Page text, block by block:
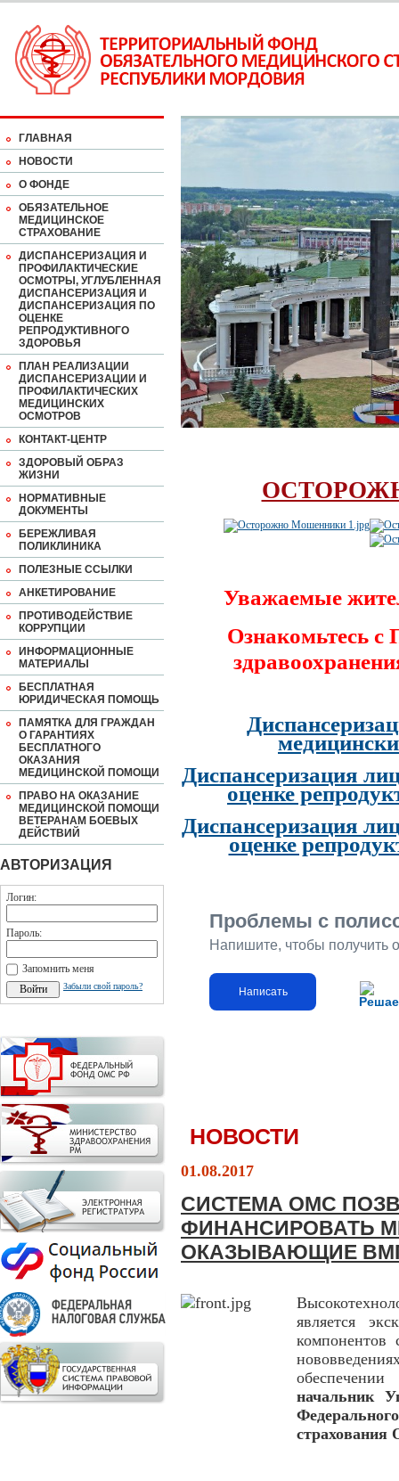
ГЛАВНАЯ
НОВОСТИ
О ФОНДЕ
ОБЯЗАТЕЛЬНОЕ
МЕДИЦИНСКОЕ
СТРАХОВАНИЕ
ДИСПАНСЕРИЗАЦИЯ И
ПРОФИЛАКТИЧЕСКИЕ
ОСМОТРЫ, УГЛУБЛЕННАЯ
ДИСПАНСЕРИЗАЦИЯ И
ДИСПАНСЕРИЗАЦИЯ ПО
ОЦЕНКЕ
РЕПРОДУКТИВНОГО
ЗДОРОВЬЯ
ПЛАН РЕАЛИЗАЦИИ
ДИСПАНСЕРИЗАЦИИ И
ПРОФИЛАКТИЧЕСКИХ
МЕДИЦИНСКИХ
ОСМОТРОВ
КОНТАКТ-ЦЕНТР
ЗДОРОВЫЙ ОБРАЗ
ЖИЗНИ
НОРМАТИВНЫЕ
ДОКУМЕНТЫ
БЕРЕЖЛИВАЯ
ПОЛИКЛИНИКА
ПОЛЕЗНЫЕ ССЫЛКИ
АНКЕТИРОВАНИЕ
ПРОТИВОДЕЙСТВИЕ
КОРРУПЦИИ
ИНФОРМАЦИОННЫЕ
МАТЕРИАЛЫ
БЕСПЛАТНАЯ
ЮРИДИЧЕСКАЯ ПОМОЩЬ
ПАМЯТКА ДЛЯ ГРАЖДАН
О ГАРАНТИЯХ
БЕСПЛАТНОГО
ОКАЗАНИЯ
МЕДИЦИНСКОЙ ПОМОЩИ
ПРАВО НА ОКАЗАНИЕ
МЕДИЦИНСКОЙ ПОМОЩИ
ВЕТЕРАНАМ БОЕВЫХ
ДЕЙСТВИЙ
АВТОРИЗАЦИЯ
Логин:
Пароль:
Запомнить меня
Забыли свой пароль?
Уважаемые
Ознакомьтесь
Диспансеризация
оценке
Диспансеризация
оценке
Проблемы с
Напишите, чтобы получить
Написать
НОВОСТИ
01.08.2017
СИСТЕМА ОМС
ФИНАНСИРОВАТЬ
ОКАЗЫВАЮЩИЕ
является
компонентов
начальник
страхования